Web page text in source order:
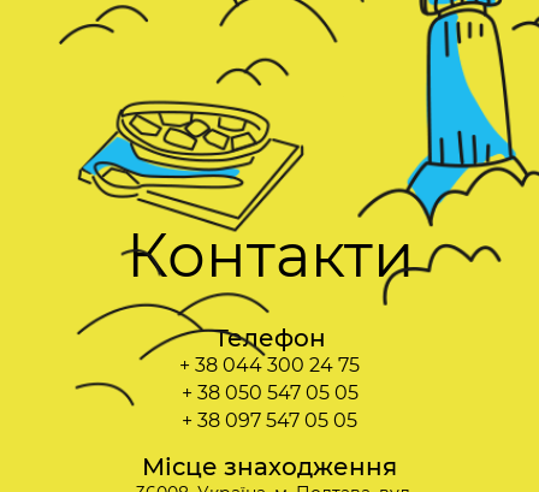
Телефон
Місце знаходження
Контакти
+ 38 044 300 24 75
+ 38 050 547 05 05
+ 38 097 547 05 05